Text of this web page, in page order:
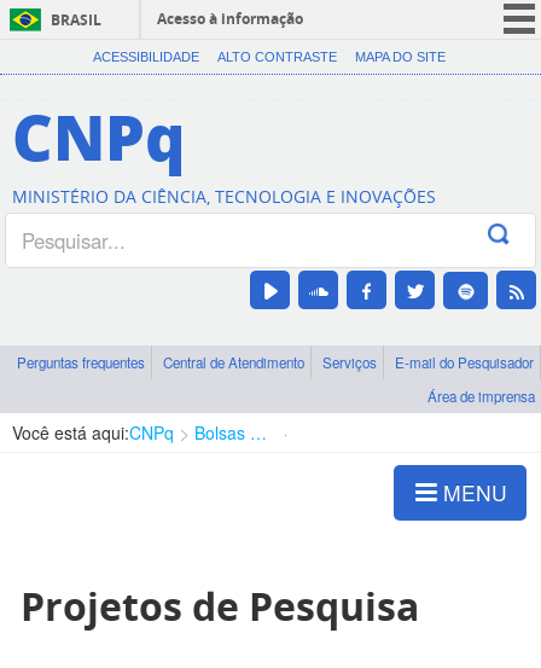
BRASIL
Acesso à informação
CORONAVÍRUS (COVID-19)
Canais
ACESSIBILIDADE ALTO CONTRASTE MAPA DO SITE
CNPq
MINISTÉRIO DA CIÊNCIA, TECNOLOGIA E INOVAÇÕES
Perguntas frequentes Central de Atendimento Serviços
E-mail do Pesquisador
Área de imprensa
Você está aqui:CNPq Bolsas e Auxílios Vigentes
MENU
Projetos de Pesquisa